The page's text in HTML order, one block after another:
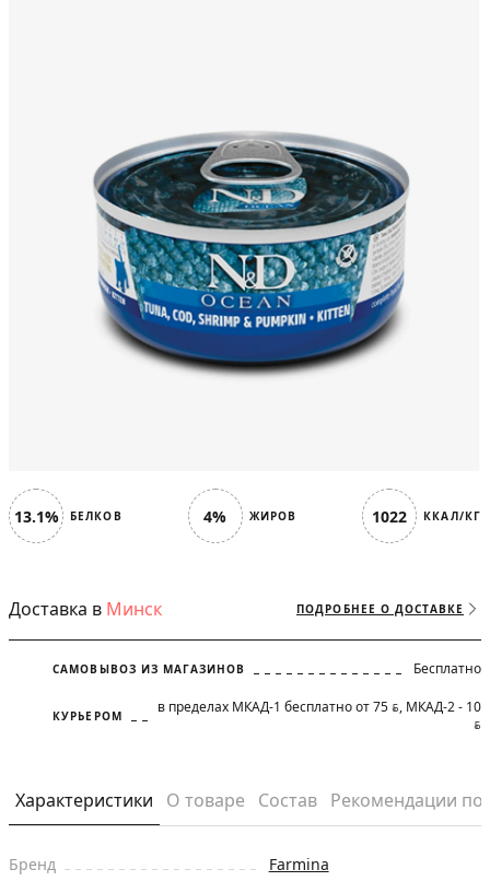
13.1% БЕЛКОВ 4% ЖИРОВ 1022 ККАЛ/КГ
Доставка в Минск ПОДРОБНЕЕ О ДОСТАВКЕ
САМОВЫВОЗ ИЗ МАГАЗИНОВ Бесплатно
КУРЬЕРОМ в пределах МКАД-1 бесплатно от 75 BYN, МКАД-2 - 10
BYN
Характеристики О товаре Состав Рекомендации
Бренд Farmina